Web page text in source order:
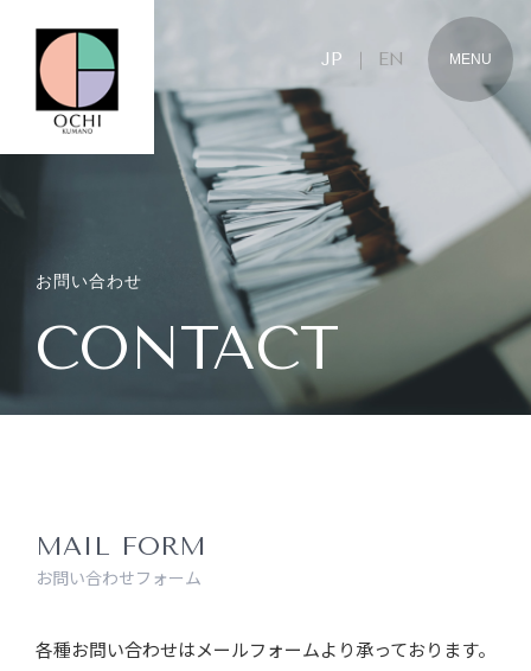
JP ｜ EN
JP EN
お問い合わせ
CONTACT
MAIL FORM
お問い合わせフォーム
各種お問い合わせはメールフォームより承っております。